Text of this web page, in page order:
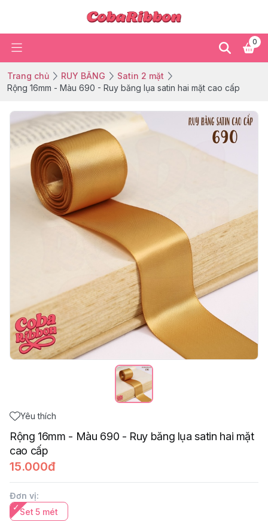
0
Trang chủ RUY BĂNG
Satin 2 mặt
Rộng 16mm - Màu 690 - Ruy băng lụa satin hai mặt cao cấp
Yêu thích
Rộng 16mm - Màu 690 - Ruy băng lụa satin hai mặt
cao cấp
15.000đ
Đơn vị:
Set 5 mét